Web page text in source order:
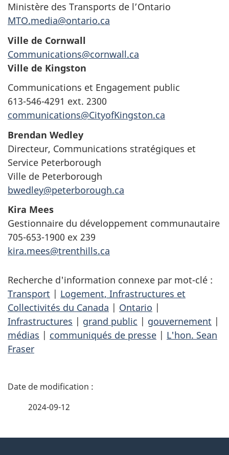
Ministère des Transports de l’Ontario
MTO.media@ontario.ca
Ville de Cornwall
Communications@cornwall.ca
Ville de Kingston
Communications et Engagement public
613-546-4291 ext. 2300
communications@CityofKingston.ca
Brendan Wedley
Directeur, Communications stratégiques et
Service Peterborough
Ville de Peterborough
bwedley@peterborough.ca
Kira Mees
Gestionnaire du développement communautaire
705-653-1900 ex 239
kira.mees@trenthills.ca
Recherche d'information connexe par mot-clé :
Transport | Logement, Infrastructures et
Collectivités du Canada | Ontario |
Infrastructures | grand public | gouvernement |
médias | communiqués de presse | L'hon. Sean
Fraser
D
2024-09-12